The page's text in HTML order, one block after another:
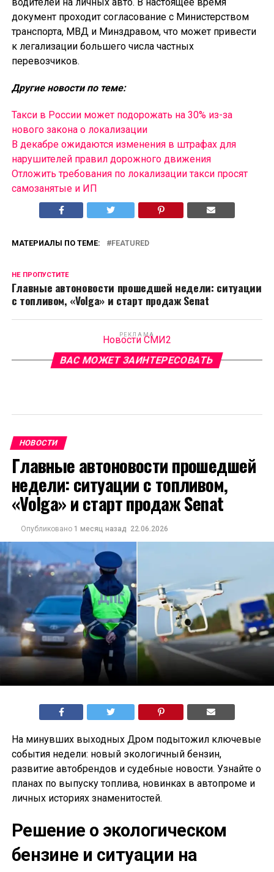
документ проходит согласование с Министерством
транспорта, МВД и Минздравом, что может привести
к легализации большего числа частных
перевозчиков.
Другие новости по теме:
Такси в России может подорожать на 30% из-за
нового закона о локализации
В декабре ожидаются изменения в штрафах для
нарушителей правил дорожного движения
Отложить требования по локализации такси просят
самозанятые и ИП
МАТЕРИАЛЫ ПО ТЕМЕ: FEATURED
НЕ ПРОПУСТИТЕ
Главные автоновости прошедшей недели: ситуации
с топливом, «Volga» и старт продаж Senat
РЕКЛАМА
Новости СМИ2
ВАС МОЖЕТ ЗАИНТЕРЕСОВАТЬ
НОВОСТИ
Главные автоновости прошедшей
недели: ситуации с топливом,
«Volga» и старт продаж Senat
Опубликовано 1 месяц назад 22.06.2026
На минувших выходных Дром подытожил ключевые
события недели: новый экологичный бензин,
развитие автобрендов и судебные новости. Узнайте о
планах по выпуску топлива, новинках в автопроме и
личных историях знаменитостей.
Решение о экологическом
бензине и ситуации на